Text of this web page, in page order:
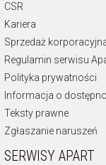
CSR
Kariera
Sprzedaż
Regulamin serwisu
Polityka prywatności
Informacja o
Teksty prawne
Zgłaszanie naruszeń
SERWISY APART